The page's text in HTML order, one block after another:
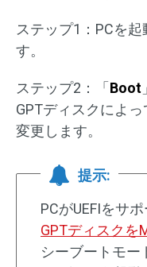
ステップ1：PCを
す。
ステップ2：「 Boot
GPTディスクによ
変更します。
提示:
PCがUEFIをサ
GPTディスクを
シーブートモー